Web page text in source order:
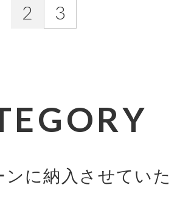
2 3
ンに納入させていた